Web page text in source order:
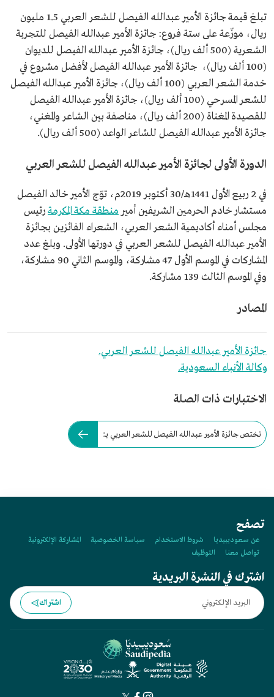
تبلغ قيمة جائزة الأمير عبدالله الفيصل للشعر العربي 1.5 مليون
ريال، موزّعة على ستة فروع: جائزة الأمير عبدالله الفيصل للتجربة
الشعرية (500 ألف ريال)، جائزة الأمير عبدالله الفيصل للديوان
(100 ألف ريال)، جائزة الأمير عبدالله الفيصل لأفضل مشروع في
خدمة الشعر العربي (100 ألف ريال)، جائزة الأمير عبدالله الفيصل
للشعر المسرحي (100 ألف ريال)، جائزة الأمير عبدالله الفيصل
للقصيدة المغناة (200 ألف ريال)، مناصفة بين الشاعر والمغني،
جائزة الأمير عبدالله الفيصل للشاعر الواعد (500 ألف ريال).
الدورة الأولى لجائزة الأمير عبدالله الفيصل للشعر العربي
في 2 ربيع الأول 1441هـ/30 أكتوبر 2019م، توّج الأمير خالد الفيصل
مستشار خادم الحرمين الشريفين أمير منطقة مكة المكرمةرئيس
مجلس أمناء أكاديمية الشعر العربي، الشعراء الفائزين بجائزة
الأمير عبدالله الفيصل للشعر العربي في دورتها الأولى. وبلغ عدد
المشاركات في الموسم الأول 47 مشاركة، والموسم الثاني 90 مشاركة،
وفي الموسم الثالث 139 مشاركة.
المصادر
جائزة الأمير عبدالله الفيصل للشعر العربي.
وكالة الأنباء السعودية.
الاختبارات ذات الصلة
تختص جائزة الأمير عبدالله الفيصل للشعر العربي بـ:
تصفح
عن سعوديبيديا شروط الاستخدام سياسة الخصوصية
المشاركة الإلكترونية
تواصل معنا
التوظيف
اشترك في النشرة البريدية
اشتراك